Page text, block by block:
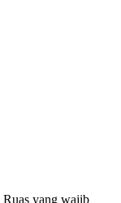
Ruas yang wajib